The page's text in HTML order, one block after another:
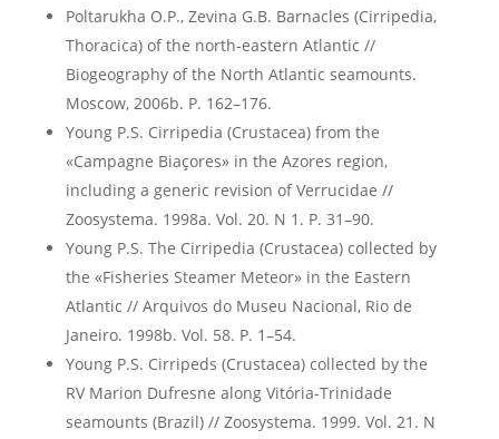
Poltarukha O.P., Zevina G.B. Barnacles (Cirripedia,
Thoracica) of the north-eastern Atlantic //
Biogeography of the North Atlantic seamounts.
Moscow, 2006b. P. 162–176.
Young P.S. Cirripedia (Crustacea) from the
«Campagne Biaçores» in the Azores region,
including a generic revision of Verrucidae //
Zoosystema. 1998a. Vol. 20. N 1. P. 31–90.
Young P.S. The Cirripedia (Crustacea) collected by
the «Fisheries Steamer Meteor» in the Eastern
Atlantic // Arquivos do Museu Nacional, Rio de
Janeiro. 1998b. Vol. 58. P. 1–54.
Young P.S. Cirripeds (Crustacea) collected by the
RV Marion Dufresne along Vitória-Trinidade
seamounts (Brazil) // Zoosystema. 1999. Vol. 21. N